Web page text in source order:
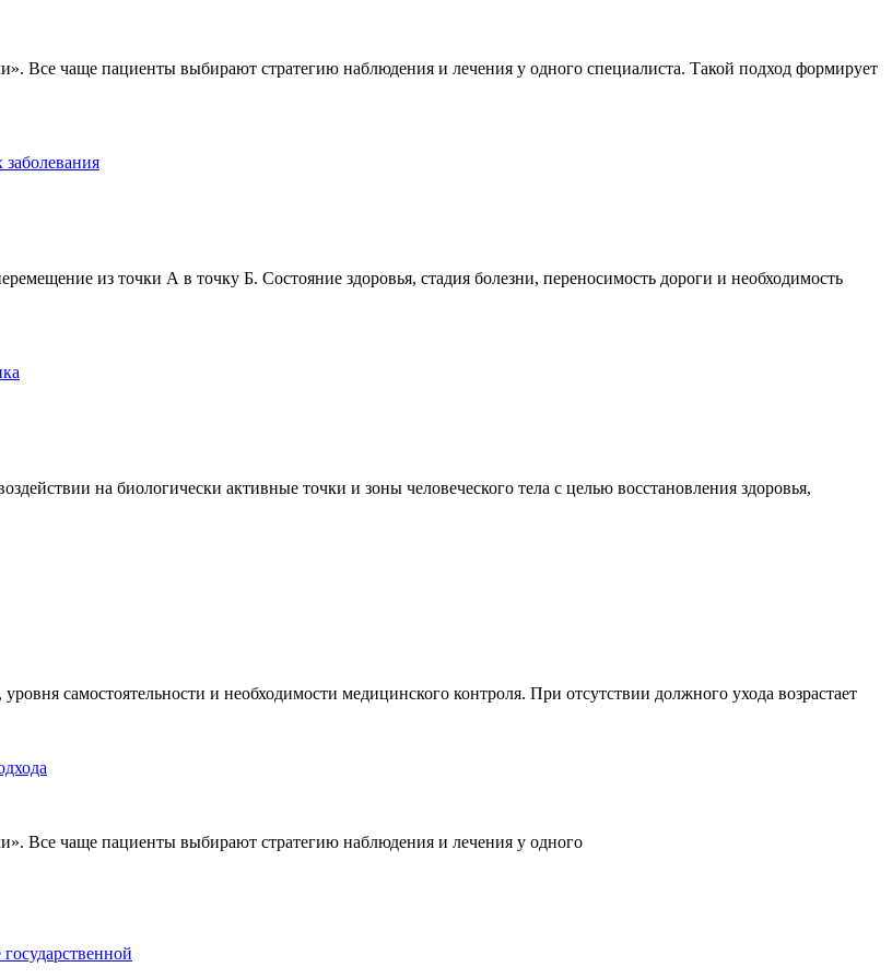
Все чаще пациенты выбирают стратегию наблюдения и лечения у одного специалиста. Такой подход формирует
из точки А в точку Б. Состояние здоровья, стадия болезни, переносимость дороги и необходимость
на биологически активные точки и зоны человеческого тела с целью восстановления здоровья,
самостоятельности и необходимости медицинского контроля. При отсутствии должного ухода возрастает
Все чаще пациенты выбирают стратегию наблюдения и лечения у одного